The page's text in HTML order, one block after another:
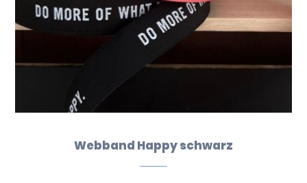
Webband Happy schwarz